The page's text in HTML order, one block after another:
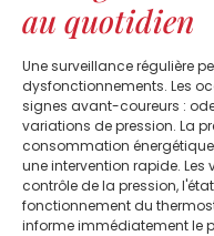
au quotidien
Une surveillance régulière
dysfonctionnements. Les
signes avant-coureurs :
variations de pression. La
consommation
une intervention rapide.
contrôle de la pression,
fonctionnement du
informe immédiatement le